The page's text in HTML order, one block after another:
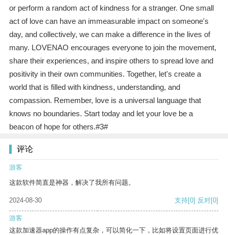
or perform a random act of kindness for a stranger. One small
act of love can have an immeasurable impact on someone's
day, and collectively, we can make a difference in the lives of
many. LOVENAO encourages everyone to join the movement,
share their experiences, and inspire others to spread love and
positivity in their own communities. Together, let's create a
world that is filled with kindness, understanding, and
compassion. Remember, love is a universal language that
knows no boundaries. Start today and let your love be a
beacon of hope for others.#3#
评论
游客
这款软件简直是神器，解决了我所有问题。
2024-08-30 支持[0] 反对[0]
游客
这款加速器app的操作有点复杂，可以简化一下，比如将设置页面进行优